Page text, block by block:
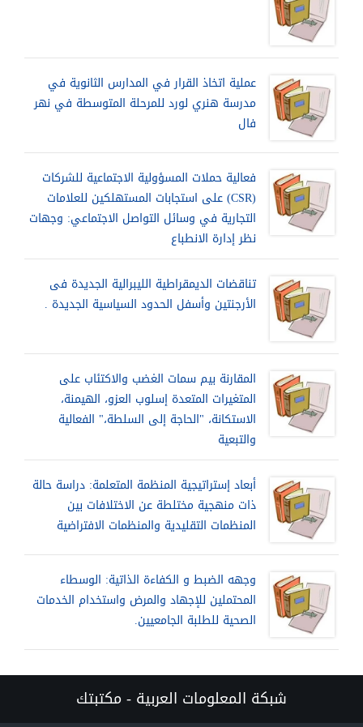
عملية اتخاذ القرار في المدارس الثانوية في
مدرسة هنري لورد للمرحلة المتوسطة في نهر
فال
فعالية حملات المسؤولية الاجتماعية للشركات
(CSR) على استجابات المستهلكين للعلامات
التجارية في وسائل التواصل الاجتماعي: وجهات
نظر إدارة الانطباع
تناقضات الديمقراطية الليبرالية الجديدة فى
الأرجنتين وأسفل الحدود السياسية الجديدة .
المقارنة بيم سمات الغضب والاكتئاب على
المتغيرات المتعدة إسلوب العزو، الهيمنة،
الاستكانة، "الحاجة إلى السلطة،" الفعالية
والتبعية
أبعاد إستراتيجية المنظمة المتعلمة: دراسة حالة
ذات منهجية مختلطة عن الاختلافات بين
المنظمات التقليدية والمنظمات الافتراضية
وجهه الضبط و الكفاءة الذاتية: الوسطاء
المحتملين للإجهاد والمرض واستخدام الخدمات
الصحية للطلبة الجامعيين.
شبكة المعلومات العربية - مكتبتك